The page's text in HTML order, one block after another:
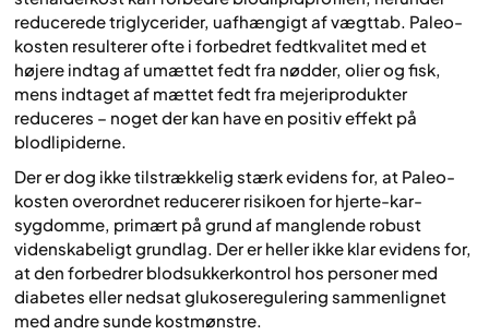
reducerede triglycerider, uafhængigt af vægttab. Paleo-
kosten resulterer ofte i forbedret fedtkvalitet med et
højere indtag af umættet fedt fra nødder, olier og fisk,
mens indtaget af mættet fedt fra mejeriprodukter
reduceres – noget der kan have en positiv effekt på
blodlipiderne.
Der er dog ikke tilstrækkelig stærk evidens for, at Paleo-
kosten overordnet reducerer risikoen for hjerte-kar-
sygdomme, primært på grund af manglende robust
videnskabeligt grundlag. Der er heller ikke klar evidens for,
at den forbedrer blodsukkerkontrol hos personer med
diabetes eller nedsat glukoseregulering sammenlignet
med andre sunde kostmønstre.